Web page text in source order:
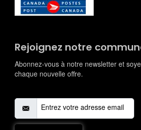
Rejoignez notre
Abonnez-vous à notre newsletter et
chaque nouvelle offre.